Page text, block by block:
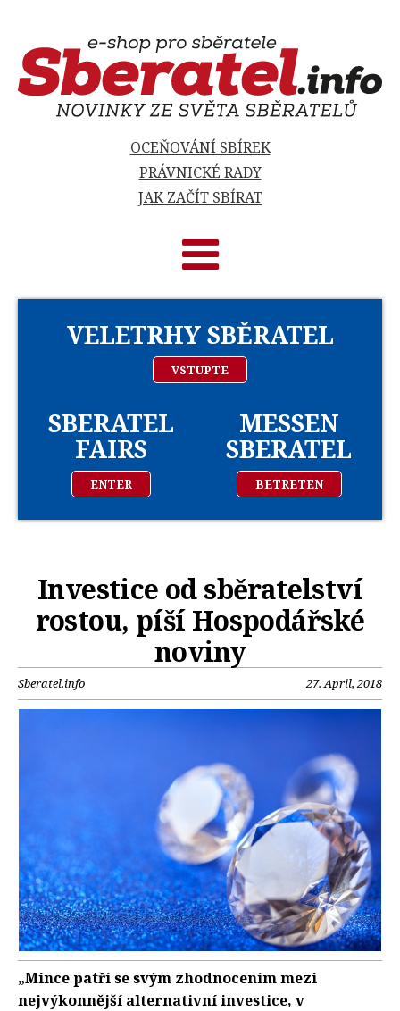
OCEŇOVÁNÍ SBÍREK
PRÁVNICKÉ RADY
JAK ZAČÍT SBÍRAT
VELETRHY SBĚRATEL
VSTUPTE
SBERATEL
FAIRS
ENTER
MESSEN
SBERATEL
BETRETEN
Investice od sběratelství
rostou, píší Hospodářské
noviny
Sberatel.info 27. April, 2018
„Mince patří se svým zhodnocením mezi
nejvýkonnější alternativní investice, v